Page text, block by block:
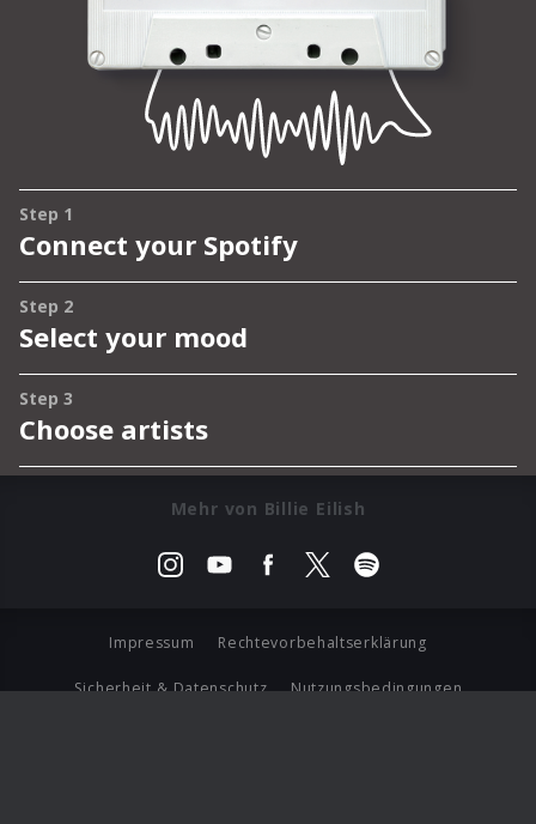
Mehr von Billie Eilish
Impressum Rechtevorbehaltserklärung
Sicherheit & Datenschutz Nutzungsbedingungen